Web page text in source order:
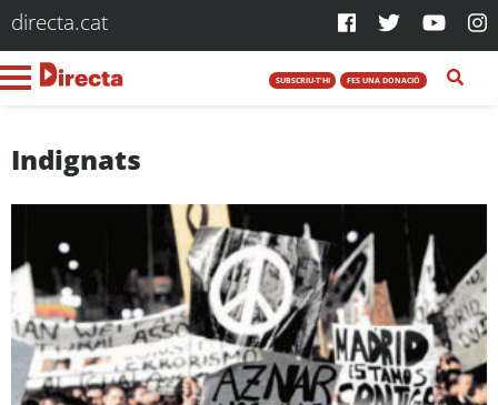
directa.cat
SUBSCRIU-T'HI FES UNA DONACIÓ
Indignats